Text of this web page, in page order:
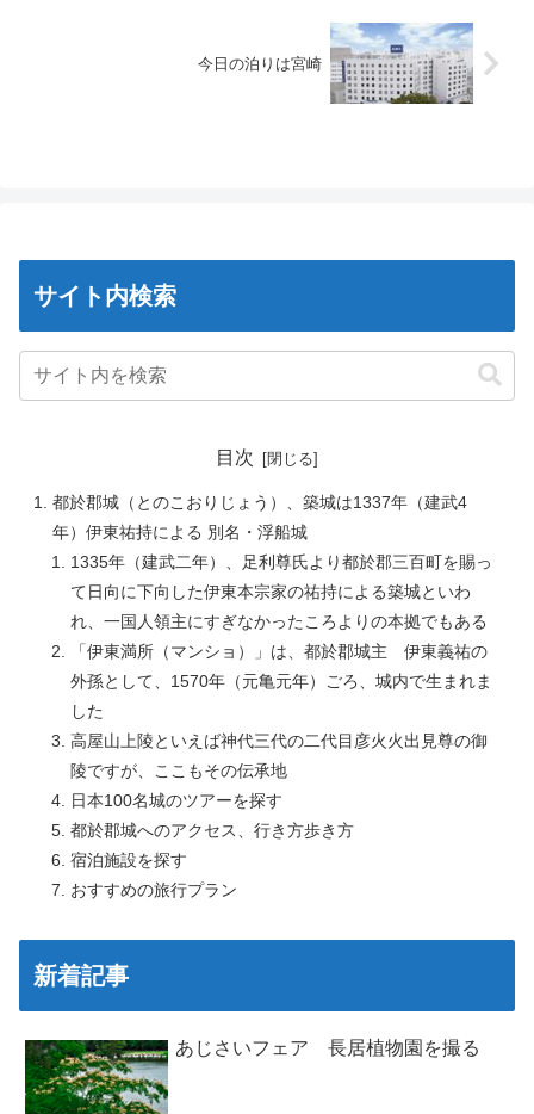
今日の泊りは宮崎
サイト内検索
目次
都於郡城（とのこおりじょう）、築城は1337年（建武4
年）伊東祐持による 別名・浮船城
1335年（建武二年）、足利尊氏より都於郡三百町を賜っ
て日向に下向した伊東本宗家の祐持による築城といわ
れ、一国人領主にすぎなかったころよりの本拠でもある
「伊東満所（マンショ）」は、都於郡城主 伊東義祐の
外孫として、1570年（元亀元年）ごろ、城内で生まれま
した
高屋山上陵といえば神代三代の二代目彦火火出見尊の御
陵ですが、ここもその伝承地
日本100名城のツアーを探す
都於郡城へのアクセス、行き方歩き方
宿泊施設を探す
おすすめの旅行プラン
新着記事
あじさいフェア 長居植物園を撮る